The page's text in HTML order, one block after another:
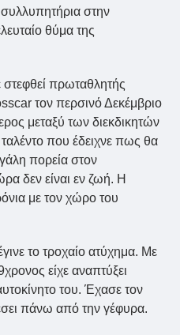
στην
θύμα της
στεφθεί πρωταθλητής
τον περσινό Δεκέμβριο
μεταξύ των διεκδικητών
που έδειχνε πως θα
πορεία στον
δεν είναι εν ζωή. Η
με τον χώρο του
το τροχαίο ατύχημα. Με
είχε αναπτύξει
του. Έχασε τον
πάνω από την γέφυρα.